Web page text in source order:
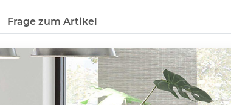
Frage zum Artikel